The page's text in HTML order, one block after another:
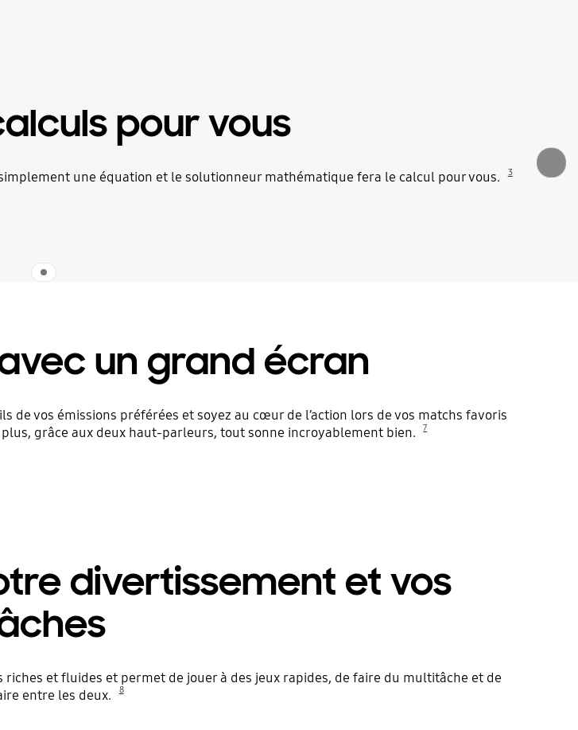
pour vous
une équation et le solutionneur mathématique fera le calcul pour vous. 3
un grand écran
de vos émissions préférées et soyez au cœur de l’action lors de vos matchs favoris
grâce aux deux haut-parleurs, tout sonne incroyablement bien.
7
divertissement et vos
et fluides et permet de jouer à des jeux rapides, de faire du multitâche et de
entre les deux.
8